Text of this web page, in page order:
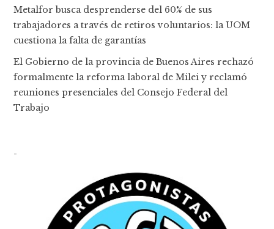
Metalfor busca desprenderse del 60% de sus
trabajadores a través de retiros voluntarios: la UOM
cuestiona la falta de garantías
El Gobierno de la provincia de Buenos Aires rechazó
formalmente la reforma laboral de Milei y reclamó
reuniones presenciales del Consejo Federal del
Trabajo
-